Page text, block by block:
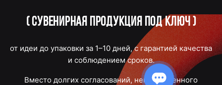
(Сувенирная продукция под ключ)
от идеи до упаковки за 1–10 дней, с гарантией качества
и соблюдением сроков.
Вместо долгих согласований, некачественного